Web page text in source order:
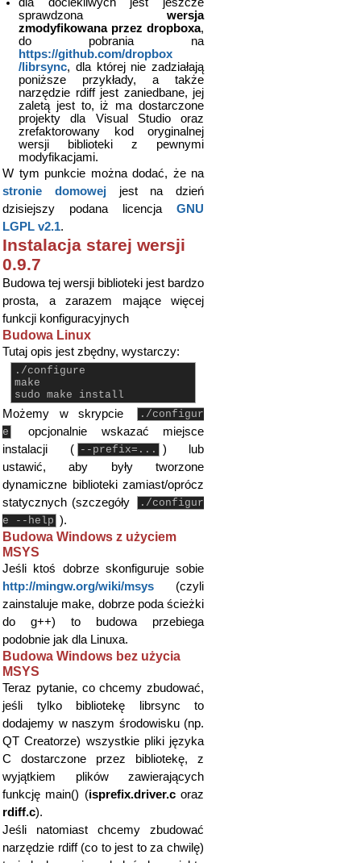
sprawdzona wersja
zmodyfikowana przez dropboxa,
do pobrania na
https://github.com/dropbox​
/librsync, dla której nie zadziałają
poniższe przykłady, a także
narzędzie rdiff jest zaniedbane, jej
zaletą jest to, iż ma dostarczone
projekty dla Visual Studio oraz
zrefaktorowany kod oryginalnej
wersji biblioteki z pewnymi
modyfikacjami.
W tym punkcie można dodać, że na
stronie domowejjest na dzień
dzisiejszy podana licencja GNU
LGPL v2.1.
Instalacja starej wersji
0.9.7
Budowa tej wersji biblioteki jest bardzo
prosta, a zarazem mające więcej
funkcji konfiguracyjnych
Budowa Linux
Tutaj opis jest zbędny, wystarczy:
./configure
make
sudo make install
Możemy w skrypcie
./configur
e
opcjonalnie wskazać miejsce
instalacji (
--prefix=...
) lub
ustawić, aby były tworzone
dynamiczne biblioteki zamiast/oprócz
statycznych (szczegóły
./configur
e --help ).
Budowa Windows z użyciem
MSYS
Jeśli ktoś dobrze skonfiguruje sobie
http://mingw.org/wiki/msys (czyli
zainstaluje make, dobrze poda ścieżki
do g++) to budowa przebiega
podobnie jak dla Linuxa.
Budowa Windows bez użycia
MSYS
Teraz pytanie, co chcemy zbudować,
jeśli tylko bibliotekę librsync to
dodajemy w naszym środowisku (np.
QT Creatorze) wszystkie pliki języka
C dostarczone przez bibliotekę, z
wyjątkiem plików zawierających
funkcję main() (isprefix.driver.coraz
rdiff.c).
Jeśli natomiast chcemy zbudować
narzędzie rdiff (co to jest to za chwilę)